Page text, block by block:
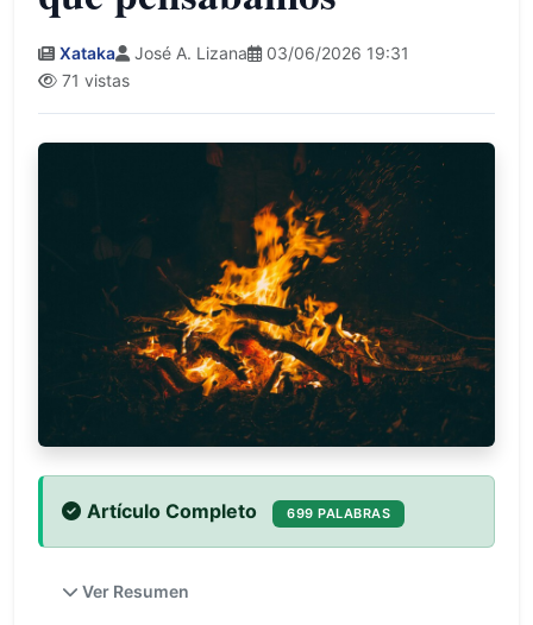
Xataka José A. Lizana
03/06/2026 19:31
71 vistas
Artículo Completo 699 PALABRAS
Ver Resumen